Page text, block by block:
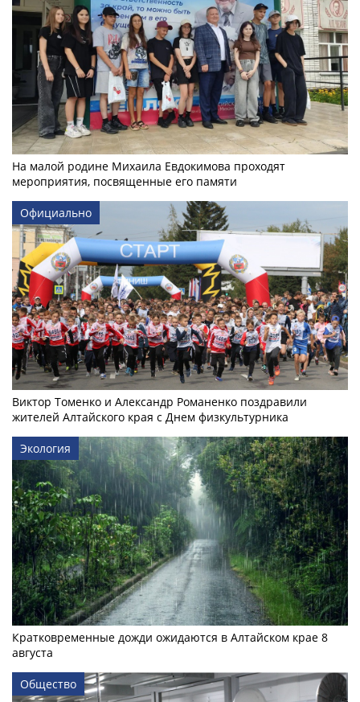
На малой родине Михаила Евдокимова проходят
мероприятия, посвященные его памяти
Официально
Виктор Томенко и Александр Романенко поздравили
жителей Алтайского края с Днем физкультурника
Экология
Кратковременные дожди ожидаются в Алтайском крае 8
августа
Общество